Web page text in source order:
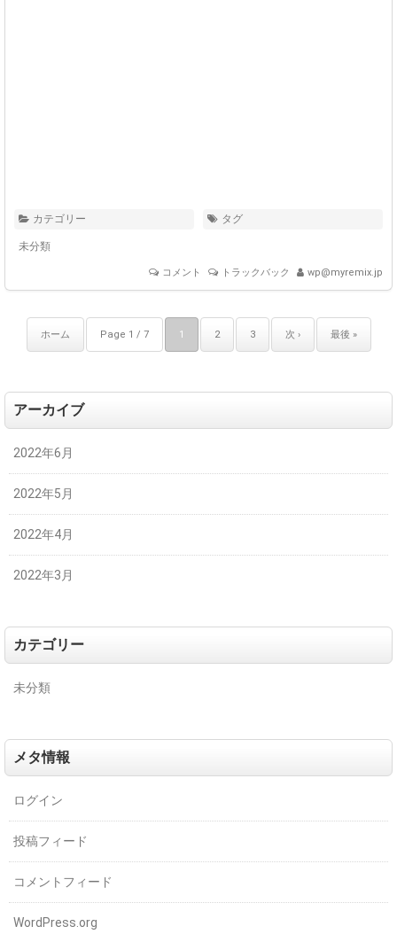
カテゴリー
未分類
タグ
コメント トラックバック wp@myremix.jp
ホーム Page 1 / 7 1 2 3 次 › 最後 »
アーカイブ
2022年6月
2022年5月
2022年4月
2022年3月
カテゴリー
未分類
メタ情報
ログイン
投稿フィード
コメントフィード
WordPress.org